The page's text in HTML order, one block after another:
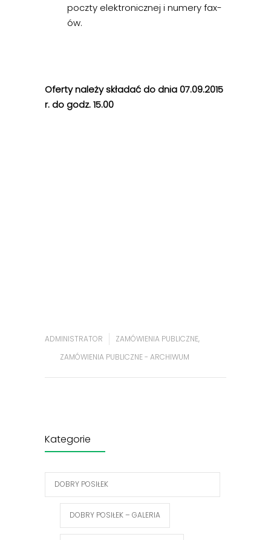
poczty elektronicznej i numery fax-
ów.
Oferty należy składać do dnia 07.09.2015
r. do godz. 15.00
ADMINISTRATOR ZAMÓWIENIA PUBLICZNE,
ZAMÓWIENIA PUBLICZNE - ARCHIWUM
Kategorie
DOBRY POSIŁEK
DOBRY POSIŁEK – GALERIA